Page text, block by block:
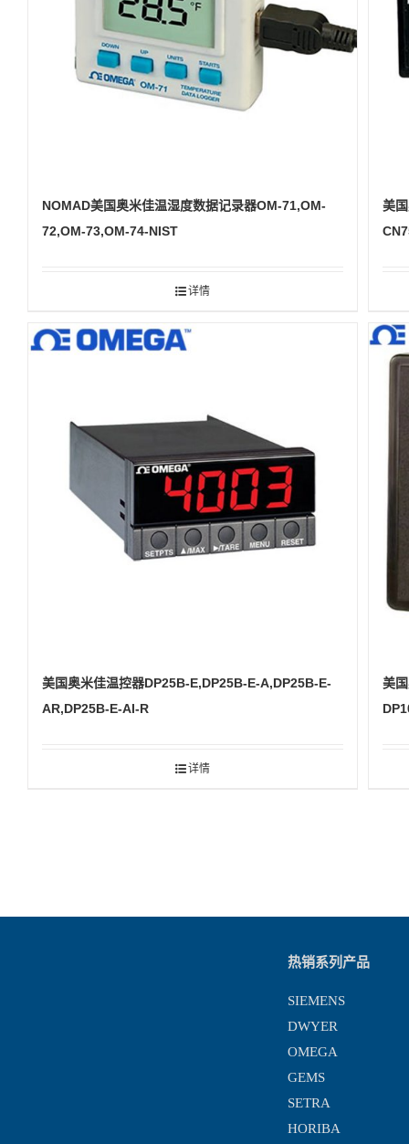
NOMAD美国奥米佳温湿度数据记录器OM-71,OM-
72,OM-73,OM-74-NIST
详情
美
美国奥米佳温控器DP25B-E,DP25B-E-A,DP25B-E-
AR,DP25B-E-AI-R
详情
美
热销系列产品
SIEMENS
DWYER
OMEGA
GEMS
SETRA
HORIBA